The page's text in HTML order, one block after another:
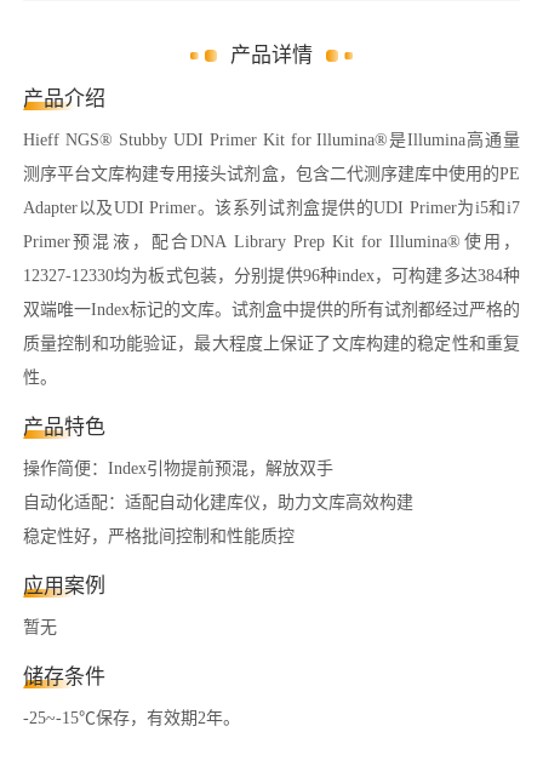
产品详情
产品介绍
Hieff NGS® Stubby UDI Primer Kit for Illumina®是Illumina高通量
测序平台文库构建专用接头试剂盒，包含二代测序建库中使用的PE
Adapter以及UDI Primer。该系列试剂盒提供的UDI Primer为i5和i7
Primer预混液，配合DNA Library Prep Kit for Illumina®使用，
12327-12330均为板式包装，分别提供96种index，可构建多达384种
双端唯一Index标记的文库。试剂盒中提供的所有试剂都经过严格的
质量控制和功能验证，最大程度上保证了文库构建的稳定性和重复
性。
产品特色
操作简便：Index引物提前预混，解放双手
自动化适配：适配自动化建库仪，助力文库高效构建
稳定性好，严格批间控制和性能质控
应用案例
暂无
储存条件
-25~-15℃保存，有效期2年。